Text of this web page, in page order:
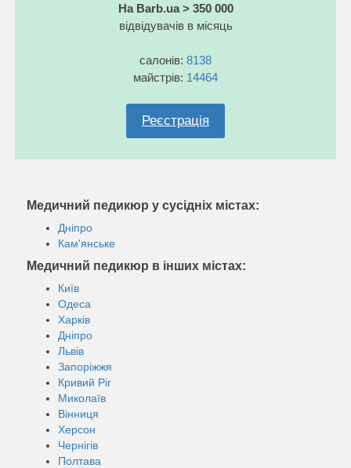
На Barb.ua > 350 000
відвідувачів в місяць
салонів: 8138
майстрів: 14464
Реєстрація
Медичний педикюр у сусідніх містах:
Дніпро
Кам'янське
Медичний педикюр в інших містах:
Київ
Одеса
Харків
Дніпро
Львів
Запоріжжя
Кривий Ріг
Миколаїв
Вінниця
Херсон
Чернігів
Полтава